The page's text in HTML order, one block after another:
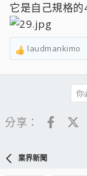
它是自己規格
R
a
o
：
laudmankimo
你
分享：
業界新聞